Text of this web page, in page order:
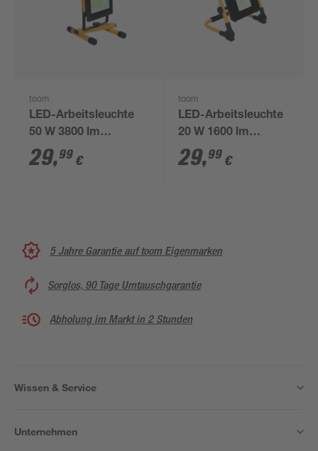
toom
LED-Arbeitsleuchte
50 W 3800 lm
kaltweiß IP 65
29,99 €
toom
LED-Arbeitsleuchte
20 W 1600 lm
kaltweiß IP 65
29,99 €
5 Jahre Garantie auf toom Eigenmarken
Sorglos, 90 Tage Umtauschgarantie
Abholung im Markt in 2 Stunden
Wissen & Service
Unternehmen